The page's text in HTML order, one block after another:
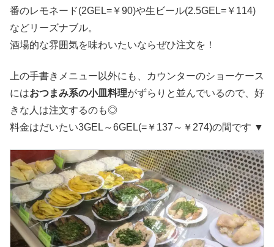
番のレモネード(2GEL=￥90)や生ビール(2.5GEL=￥114)
などリーズナブル。
酒場的な雰囲気を味わいたいならぜひ注文を！
上の手書きメニュー以外にも、カウンターのショーケース
にはおつまみ系の小皿料理がずらりと並んでいるので、好
きな人は注文するのも◎
料金はだいたい3GEL～6GEL(=￥137～￥274)の間です ▼